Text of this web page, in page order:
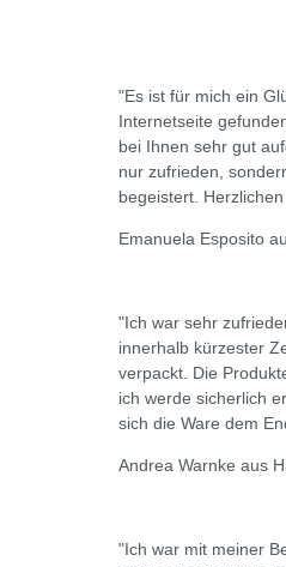
"Es ist für mich ein
Internetseite
bei Ihnen sehr gut
nur zufrieden,
begeistert.
Emanuela Esposito
"Ich war sehr
innerhalb kürzester
verpackt. Die
ich werde sicherlich
sich die Ware dem
Andrea Warnke aus
"Ich war mit meiner